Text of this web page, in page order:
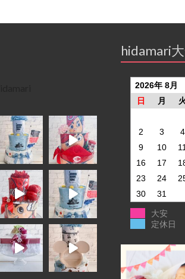
hidamari
2026年 8月
日
月
2
3 4
9
10
16
17
23
24
30
31
大安
定休日